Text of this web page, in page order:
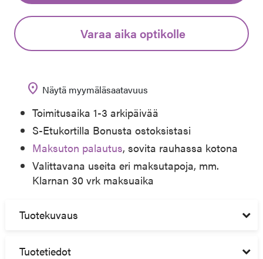
Varaa aika optikolle
location_on Näytä myymäläsaatavuus
Toimitusaika 1-3 arkipäivää
S-Etukortilla Bonusta ostoksistasi
Maksuton palautus, sovita rauhassa kotona
Valittavana useita eri maksutapoja, mm.
Klarnan 30 vrk maksuaika
Tuotekuvaus
Tuotetiedot